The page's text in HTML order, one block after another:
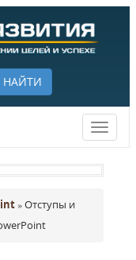
НАЙТИ
Вектор
»Отступы и